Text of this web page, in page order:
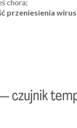
chora;
przeniesienia